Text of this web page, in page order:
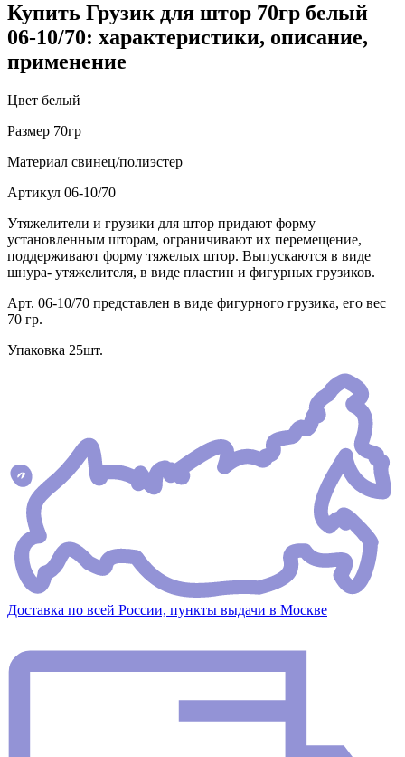
Купить Грузик для штор 70гр белый
06-10/70: характеристики, описание,
применение
Цвет белый
Размер 70гр
Материал свинец/полиэстер
Артикул 06-10/70
Утяжелители и грузики для штор придают форму
установленным шторам, ограничивают их перемещение,
поддерживают форму тяжелых штор. Выпускаются в виде
шнура- утяжелителя, в виде пластин и фигурных грузиков.
Арт. 06-10/70 представлен в виде фигурного грузика, его вес
70 гр.
Упаковка 25шт.
Доставка по всей России, пункты выдачи в Москве